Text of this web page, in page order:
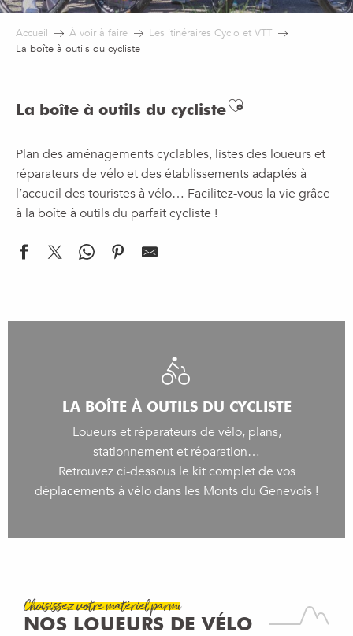
Accueil À voir à faire
Les itinéraires Cyclo et VTT
La boîte à outils du cycliste
La boîte à outils du cyclisteAjouter aux
Plan des aménagements cyclables, listes des loueurs et
réparateurs de vélo et des établissements adaptés à
l’accueil des touristes à vélo… Facilitez-vous la vie grâce
à la boîte à outils du parfait cycliste !
LA BOÎTE À OUTILS DU CYCLISTE
Loueurs et réparateurs de vélo, plans,
stationnement et réparation…
Retrouvez ci-dessous le kit complet de vos
déplacements à vélo dans les Monts du Genevois !
Choisissez votre matériel parmi
NOS LOUEURS DE VÉLO
ESPACE CYCLES ÉLECTRIQUE